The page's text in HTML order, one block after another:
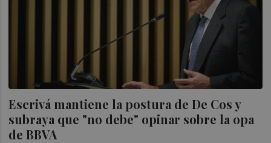
Escrivá mantiene la postura de De Cos y
subraya que "no debe" opinar sobre la opa
de BBVA